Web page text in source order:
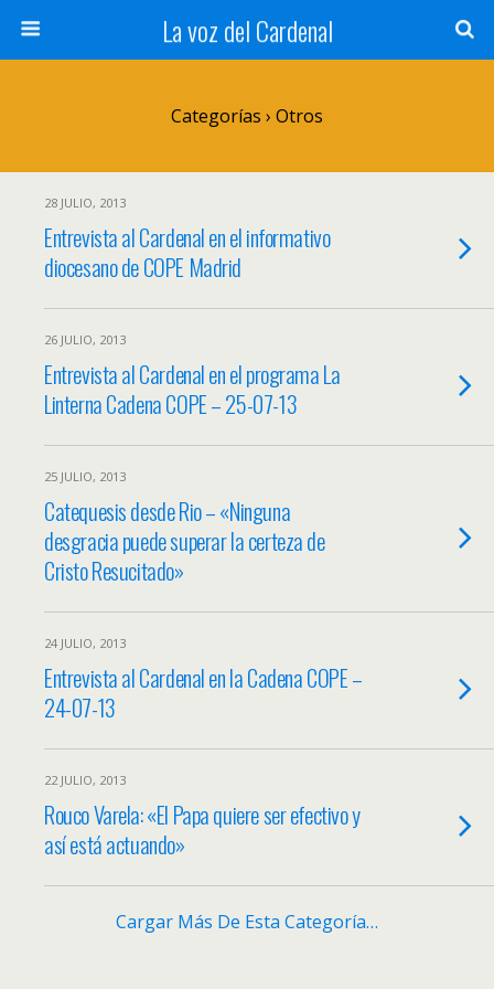
La voz del Cardenal
Categorías › Otros
28 JULIO, 2013
Entrevista al Cardenal en el informativo
diocesano de COPE Madrid
26 JULIO, 2013
Entrevista al Cardenal en el programa La
Linterna Cadena COPE – 25-07-13
25 JULIO, 2013
Catequesis desde Rio – «Ninguna
desgracia puede superar la certeza de
Cristo Resucitado»
24 JULIO, 2013
Entrevista al Cardenal en la Cadena COPE –
24-07-13
22 JULIO, 2013
Rouco Varela: «El Papa quiere ser efectivo y
así está actuando»
Cargar Más De Esta Categoría…